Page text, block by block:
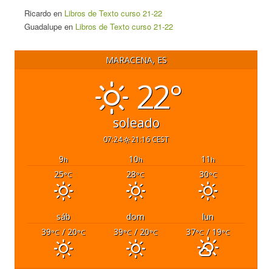
Ricardo en Libros de Texto curso 21-22
Guadalupe en Libros de Texto curso 21-22
MARACENA, ES
22°
soleado
07:24 21:16 CEST
9h 10h 11 h
25°C 28°C 30°C
sáb dom
lun
39°C/ 20°C 39°C/ 20°C 37°C / 19°C